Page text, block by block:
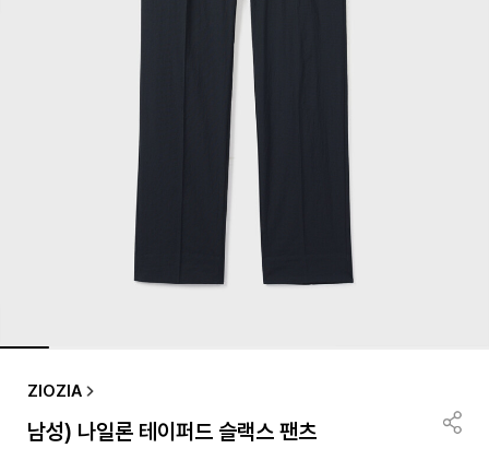
ZIOZIA
남성) 나일론 테이퍼드 슬랙스 팬츠